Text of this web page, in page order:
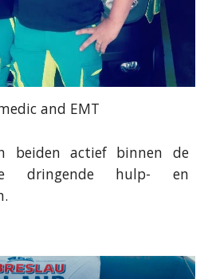
and EMT
beiden actief binnen de
dringende hulp- en